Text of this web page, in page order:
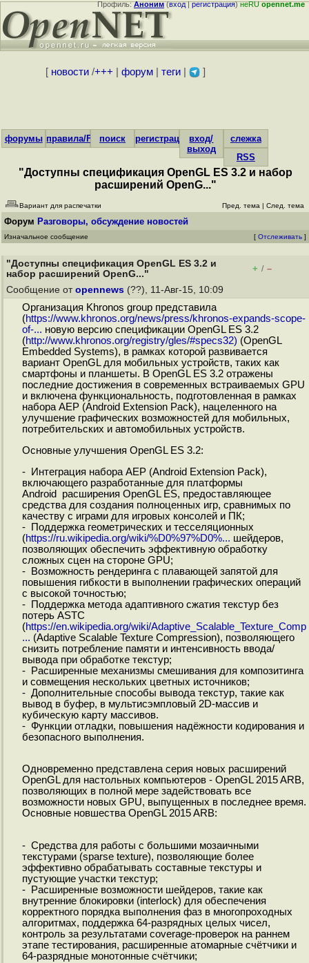
Профиль:Аноним(вход|регистрация)неRUopennet.me
[ новости/+++ форум| теги| ]
форумы правила/FAQпоиск регистрациявход/
выход
слежка
RSS
"Доступны спецификация OpenGL ES 3.2 и набор
расширений OpenG..."
Вариант для распечатки Пред. тема | След. тема
Форум Разговоры, обсуждение новостей
Изначальное сообщение [ Отслеживать ]
"Доступны спецификация OpenGL ES 3.2 и
набор расширений OpenG..."
+ / –
Сообщение от opennews (??), 11-Авг-15, 10:09
Организация Khronos group представила
(https://www.khronos.org/news/press/khronos-expands-scope-
of-... новую версию спецификации OpenGL ES 3.2
(http://www.khronos.org/registry/gles/#specs32) (OpenGL
Embedded Systems), в рамках которой развивается
вариант OpenGL для мобильных устройств, таких как
смартфоны и планшеты. В OpenGL ES 3.2 отражены
последние достижения в современных встраиваемых GPU
и включена функциональность, подготовленная в рамках
набора AEP (Android Extension Pack), нацеленного на
улучшение графических возможностей для мобильных,
потребительских и автомобильных устройств.
Основные улучшения OpenGL ES 3.2:
- Интеграция набора AEP (Android Extension Pack),
включающего разработанные для платформы
Android расширения OpenGL ES, предоставляющее
средства для создания полноценных игр, сравнимых по
качеству с играми для игровых консолей и ПК;
- Поддержка геометрических и тесселяционных
(https://ru.wikipedia.org/wiki/%D0%97%D0%... шейдеров,
позволяющих обеспечить эффективную обработку
сложных сцен на стороне GPU;
- Возможность рендеринга с плавающей запятой для
повышения гибкости в выполнении графических операций
c высокой точностью;
- Поддержка метода адаптивного сжатия текстур без
потерь ASTC
(https://en.wikipedia.org/wiki/Adaptive_Scalable_Texture_Comp
... (Adaptive Scalable Texture Compression), позволяющего
снизить потребление памяти и интенсивность ввода/
вывода при обработке текстур;
- Расширенные механизмы смешивания для композитинга
и совмещения нескольких цветных источников;
- Дополнительные способы вывода текстур, такие как
вывод в буфер, в мультисэмпловый 2D-массив и
кубическую карту массивов.
- Функции отладки, повышения надёжности кодирования и
безопасного выполнения.
Одновременно представлена серия новых расширений
OpenGL для настольных компьютеров - OpenGL 2015 ARB,
позволяющих в полной мере задействовать все
возможности новых GPU, выпущенных в последнее время.
Основные новшества OpenGL 2015 ARB:
- Средства для работы с большими мозаичными
текстурами (sparse texture), позволяющие более
эффективно обрабатывать составные текстуры и
пустующие участки текстур;
- Расширенные возможности шейдеров, такие как
внутренние блокировки (interlock) для обеспечения
корректного порядка выполнения фаз в многопроходных
алгоритмах, поддержка 64-разрядных целых чисел,
контроль за результатами coverage-проверок на раннем
этапе тестирования, расширенные атомарные счётчики и
64-разрядные монотонные счётчики;